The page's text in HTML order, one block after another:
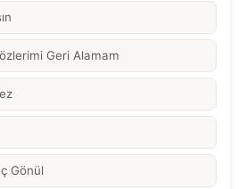
Geri Alamam
Gönül